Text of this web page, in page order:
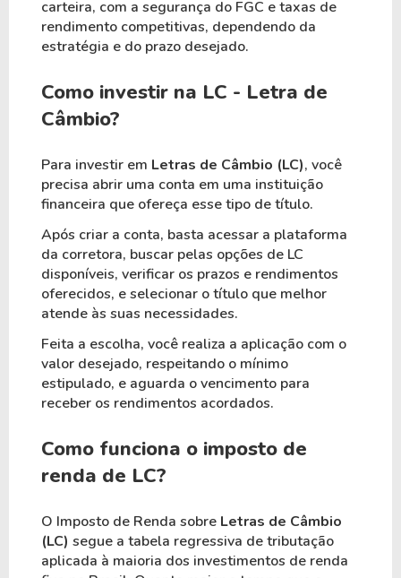
carteira, com a segurança do FGC e taxas de
rendimento competitivas, dependendo da
estratégia e do prazo desejado.
Como investir na LC - Letra de
Câmbio?
Para investir em Letras de Câmbio (LC), você
precisa abrir uma conta em uma instituição
financeira que ofereça esse tipo de título.
Após criar a conta, basta acessar a plataforma
da corretora, buscar pelas opções de LC
disponíveis, verificar os prazos e rendimentos
oferecidos, e selecionar o título que melhor
atende às suas necessidades.
Feita a escolha, você realiza a aplicação com o
valor desejado, respeitando o mínimo
estipulado, e aguarda o vencimento para
receber os rendimentos acordados.
Como funciona o imposto de
renda de LC?
O Imposto de Renda sobre Letras de Câmbio
(LC) segue a tabela regressiva de tributação
aplicada à maioria dos investimentos de renda